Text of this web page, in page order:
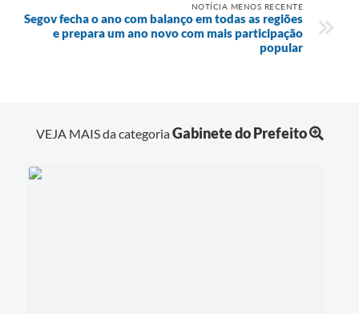
NOTÍCIA MENOS RECENTE
Segov fecha o ano com balanço em todas as regiões
e prepara um ano novo com mais participação
popular
VEJA MAIS da categoriaGabinete do Prefeito